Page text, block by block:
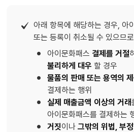
아래 항목에 해당하는 경우, 아
또는 등록이 취소될 수 있으므
아이문화패스 결제를 거절
불리하게 대우 할 경우
물품의 판매 또는 용역의 제
결제하는 행위
실제 매출금액 이상의 거래
아이문화패스를 결제하는
거짓이나그밖의 위법, 부